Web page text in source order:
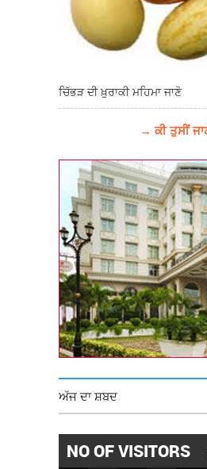
ਚਿੱਭੜ ਦੀ ਖ਼ੁਰਾਕੀ ਮਹਿਮਾ ਜਾਣੋ
→ ਕੀ ਤੁਸੀਂ
ਅੱਜ ਦਾ ਸ਼ਬਦ
NO OF VISITORS